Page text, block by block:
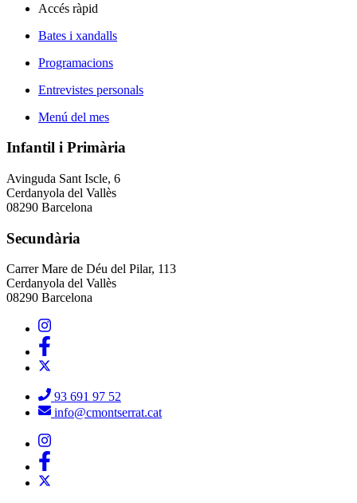
Accés ràpid
Bates i xandalls
Programacions
Entrevistes personals
Menú del mes
Infantil i Primària
Avinguda Sant Iscle, 6
Cerdanyola del Vallès
08290 Barcelona
Secundària
Carrer Mare de Déu del Pilar, 113
Cerdanyola del Vallès
08290 Barcelona
93 691 97 52
info@cmontserrat.cat